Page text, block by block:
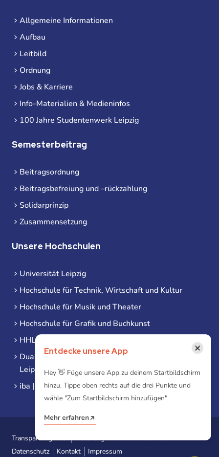
Allgemeine Informationen
Aufbau
Leitbild
Ordnung
Jobs & Karriere
Info-Materialien & Medieninfos
100 Jahre Studentenwerk Leipzig
Semesterbeitrag
Beitragsordnung
Beitragsbefreiung und –rückzahlung
Solidarprinzip
Zusammensetzung
Unsere Hochschulen
Universität Leipzig
Hochschule für Technik, Wirtschaft und Kultur
Hochschule für Musik und Theater
Hochschule für Grafik und Buchkunst
HHL Leipzig
Duale Hochschule Sachsen (DHSN) am Standort
Leipzig
iba | Campus Leipzig
Transparenzgesetz
Erklärung zur Barrierefreiheit
Datenschutz
Kontakt Impressum
Entdecke unsere App ×
Hey 👋 Füge unsere App zu deinem Startbildschirm
hinzu. Tippe oben rechts auf die drei Punkte und
wähle "Zum Startbildschirm hinzufügen"
Mehr erfahren